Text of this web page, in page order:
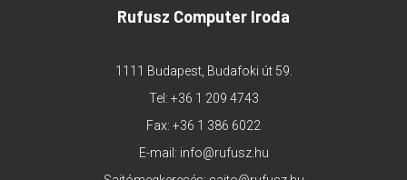
Rufusz Computer Iroda
1111 Budapest, Budafoki út 59.
Tel: +36 1 209 4743
Fax: +36 1 386 6022
E-mail: info@rufusz.hu